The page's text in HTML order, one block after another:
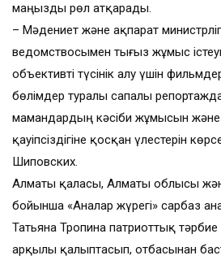
маңызды рөл атқарады.
– Мәдениет және ақпарат
ведомствосымен тығыз жұмыс
объективті түсінік алу үшін
бөлімдер туралы сапалы
мамандардың кәсіби жұмысын
қауіпсіздігіне қосқан үлестерін
Шиповских.
Алматы қаласы, Алматы облысы
бойынша «Аналар жүрегі» сарбаз
Татьяна Тропина патриоттық
арқылы қалыптасып, отбасынан